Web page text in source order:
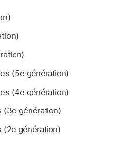
(5e génération)
(4e génération)
(3e génération)
(2e génération)